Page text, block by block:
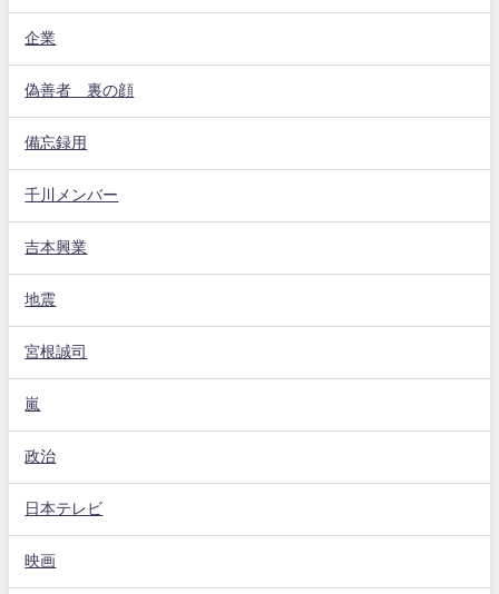
企業
偽善者 裏の顔
備忘録用
千川メンバー
吉本興業
地震
宮根誠司
嵐
政治
日本テレビ
映画